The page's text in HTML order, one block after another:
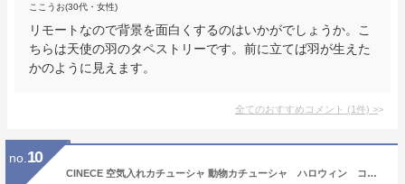
ここうお(30代・女性)
リモートなので背景を面白くするのはいかがでしょうか。こ
ちらは天使の羽のタペストリーです。前に立てば羽が生えた
かのように見えます。
全てのおすすめコメント (1件) >
no. 10
CINECE 空気入れカチューシャ 動物カチューシャ ハロウィン コスプレ キッズコスチューム パーティーグッズ (24点セット)